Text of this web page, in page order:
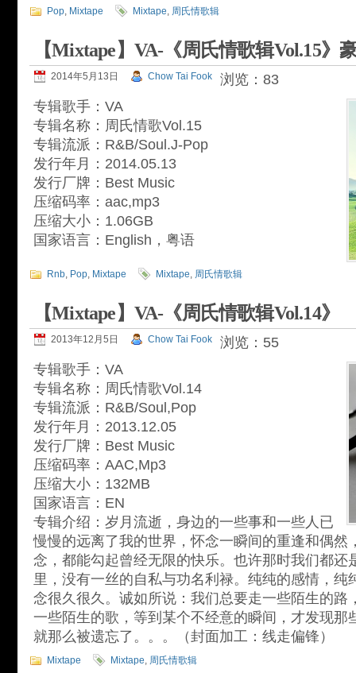
Pop, Mixtape Mixtape, 周氏情歌辑
【Mixtape】VA-《周氏情歌辑Vol.15》
2014年5月13日 Chow Tai Fook
浏览：83
专辑歌手：VA
专辑名称：周氏情歌Vol.15
专辑流派：R&B/Soul.J-Pop
发行年月：2014.05.13
发行厂牌：Best Music
压缩码率：aac,mp3
压缩大小：1.06GB
国家语言：English，粤语
Rnb, Pop, Mixtape Mixtape, 周氏情歌辑
【Mixtape】VA-《周氏情歌辑Vol.14》
2013年12月5日 Chow Tai Fook
浏览：55
专辑歌手：VA
专辑名称：周氏情歌Vol.14
专辑流派：R&B/Soul,Pop
发行年月：2013.12.05
发行厂牌：Best Music
压缩码率：AAC,Mp3
压缩大小：132MB
国家语言：EN
专辑介绍：岁月流逝，身边的一些事和一些人已
慢慢的远离了我的世界，怀念一瞬间的重逢和偶然
念，都能勾起曾经无限的快乐。也许那时我们都还
里，没有一丝的自私与功名利禄。纯纯的感情，纯
念很久很久。诚如所说：我们总要走一些陌生的路
一些陌生的歌，等到某个不经意的瞬间，才发现那
就那么被遗忘了。。。（封面加工：线走偏锋）
Mixtape Mixtape, 周氏情歌辑